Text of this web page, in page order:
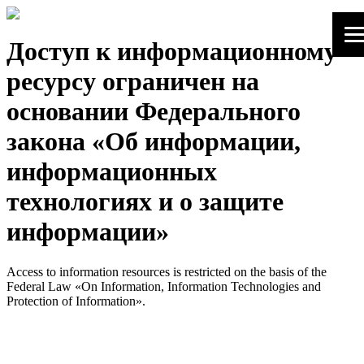
Доступ к информационному
ресурсу ограничен на
основании Федерального
закона «Об информации,
информационных
технологиях и о защите
информации»
Access to information resources is restricted on the basis of the
Federal Law «On Information, Information Technologies and
Protection of Information».